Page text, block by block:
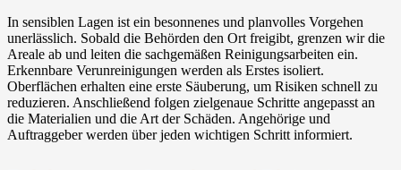
In sensiblen Lagen ist ein besonnenes und planvolles Vorgehen
unerlässlich. Sobald die Behörden den Ort freigibt, grenzen wir die
Areale ab und leiten die sachgemäßen Reinigungsarbeiten ein.
Erkennbare Verunreinigungen werden als Erstes isoliert.
Oberflächen erhalten eine erste Säuberung, um Risiken schnell zu
reduzieren. Anschließend folgen zielgenaue Schritte angepasst an
die Materialien und die Art der Schäden. Angehörige und
Auftraggeber werden über jeden wichtigen Schritt informiert.